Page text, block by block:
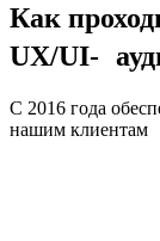
Как
UX/UI-
С 2016 года
нашим клиентам